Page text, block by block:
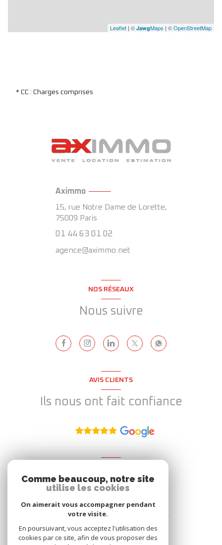
Leaflet | © JawgMaps | © OpenStreetMap
* CC : Charges comprises
Aximmo
15, rue Notre Dame de Lorette,
75009 Paris
01 44 63 01 02
agence@aximmo.net
NOS RÉSEAUX
Nous suivre
AVIS CLIENTS
Ils nous ont fait confiance
Nous adhérons
Comme beaucoup, notre site
utilise les cookies
On aimerait vous accompagner pendant
votre visite.
En poursuivant, vous acceptez l'utilisation des
cookies par ce site, afin de vous proposer des